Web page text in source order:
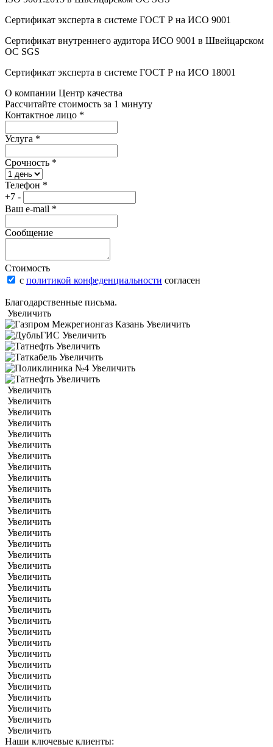
Сертификат эксперта в системе ГОСТ Р на ИСО 9001
Сертификат внутреннего аудитора ИСО 9001 в Швейцарском
ОС SGS
Сертификат эксперта в системе ГОСТ Р на ИСО 18001
О компании Центр качества
Рассчитайте стоимость за 1 минуту
Контактное лицо *
Услуга *
Срочность *
Телефон *
+7 -
Ваш e-mail *
Сообщение
Стоимость
с политикой конфеденциальности согласен
Благодарственные письма.
Увеличить
Увеличить
Увеличить
Увеличить
Увеличить
Увеличить
Увеличить
Увеличить
Увеличить
Увеличить
Увеличить
Увеличить
Увеличить
Увеличить
Увеличить
Увеличить
Увеличить
Увеличить
Увеличить
Увеличить
Увеличить
Увеличить
Увеличить
Увеличить
Увеличить
Увеличить
Увеличить
Увеличить
Увеличить
Увеличить
Увеличить
Увеличить
Увеличить
Увеличить
Увеличить
Увеличить
Увеличить
Увеличить
Увеличить
Наши ключевые клиенты: